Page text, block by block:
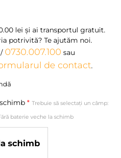
lei şi ai transportul gratuit.
potrivită? Te ajutăm noi.
/ 0730.007.100 sau
de contact.
* Trebuie să selectați un câmp:
baterie veche la schimb
schimb